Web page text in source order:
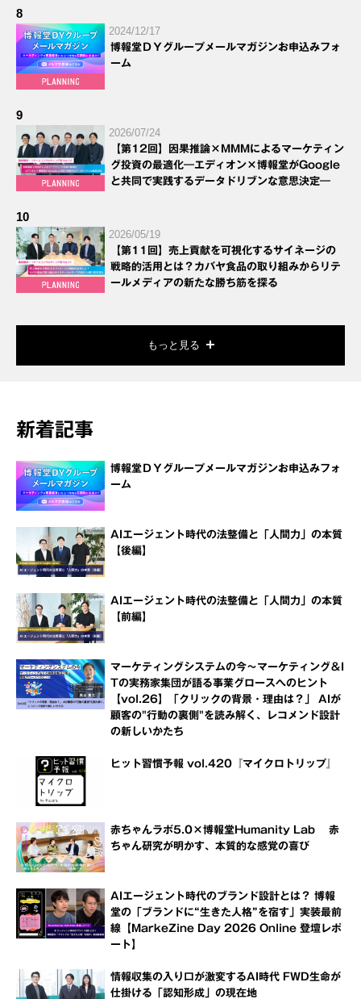
8
2024/12/17
博報堂ＤＹグループメールマガジンお申込みフォ
ーム
9
2026/07/24
【第12回】因果推論×MMMによるマーケティン
グ投資の最適化―エディオン×博報堂がGoogle
と共同で実践するデータドリブンな意思決定―
10
2026/05/19
【第11回】売上貢献を可視化するサイネージの
戦略的活用とは？カバヤ食品の取り組みからリテ
ールメディアの新たな勝ち筋を探る
もっと見る
新着記事
博報堂ＤＹグループメールマガジンお申込みフォ
ーム
AIエージェント時代の法整備と「人間力」の本質
【後編】
AIエージェント時代の法整備と「人間力」の本質
【前編】
マーケティングシステムの今～マーケティング＆I
Tの実務家集団が語る事業グロースへのヒント
【vol.26】「クリックの背景・理由は？」 AIが
顧客の"行動の裏側"を読み解く、レコメンド設計
の新しいかたち
ヒット習慣予報 vol.420『マイクロトリップ』
赤ちゃんラボ5.0×博報堂Humanity Lab 赤
ちゃん研究が明かす、本質的な感覚の喜び
AIエージェント時代のブランド設計とは？ 博報
堂の「ブランドに“生きた人格”を宿す」実装最前
線【MarkeZine Day 2026 Online 登壇レポ
ート】
情報収集の入り口が激変するAI時代 FWD生命が
仕掛ける「認知形成」の現在地